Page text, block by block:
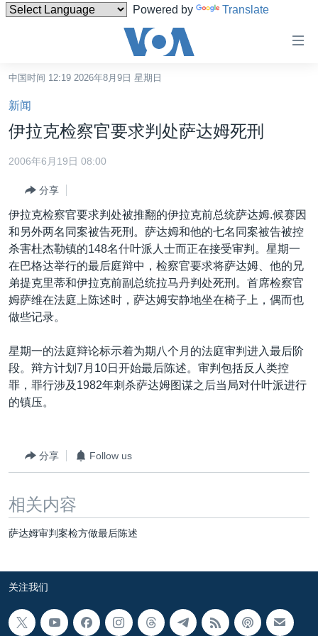
Powered by Translate
碍
链
接
转
跳
航
转
到
检
索
中国
港澳
国际
最新国际新闻
印太
中东
欧洲
非洲
美洲
全球议题
分类新闻
经济·金融·贸易
人权·法律·宗教
科教·文娱·体健
军事
劳工
环境
美中关系
热点专题
白宫要闻
国会报道
美中关系
美国建国250周年
美国之音专访
重要讲话与声明
台海两岸关系
南中国海争端
VOA视频
VOA今日焦点
中文广播
关注我们
其他语言网站
中国时间 12:19 2026年8月9日 星期日
新闻
伊拉克检察官要求判处萨达姆死刑
2006年6月19日 08:00
分享
伊拉克检察官要求判处被推翻的伊拉克前总统萨达姆.候赛因
和另外两名同案被告死刑。萨达姆和他的七名同案被告被控
杀害杜杰勒镇的148名什叶派人士而正在接受审判。星期一
在巴格达举行的最后庭辩中，检察官要求将萨达姆、他的兄
弟提克里蒂和伊拉克前副总统拉马丹判处死刑。首席检察官
姆萨维在法庭上陈述时，萨达姆安静地坐在椅子上，偶而也
做些记录。
星期一的法庭辩论标示着为期八个月的法庭审判进入最后阶
段。辩方计划7月10日开始最后陈述。审判包括反人类控
罪，罪行涉及1982年刺杀萨达姆图谋之后当局对什叶派进行
的镇压。
分享 Follow us
相关内容
萨达姆审判案检方做最后陈述
关注我们